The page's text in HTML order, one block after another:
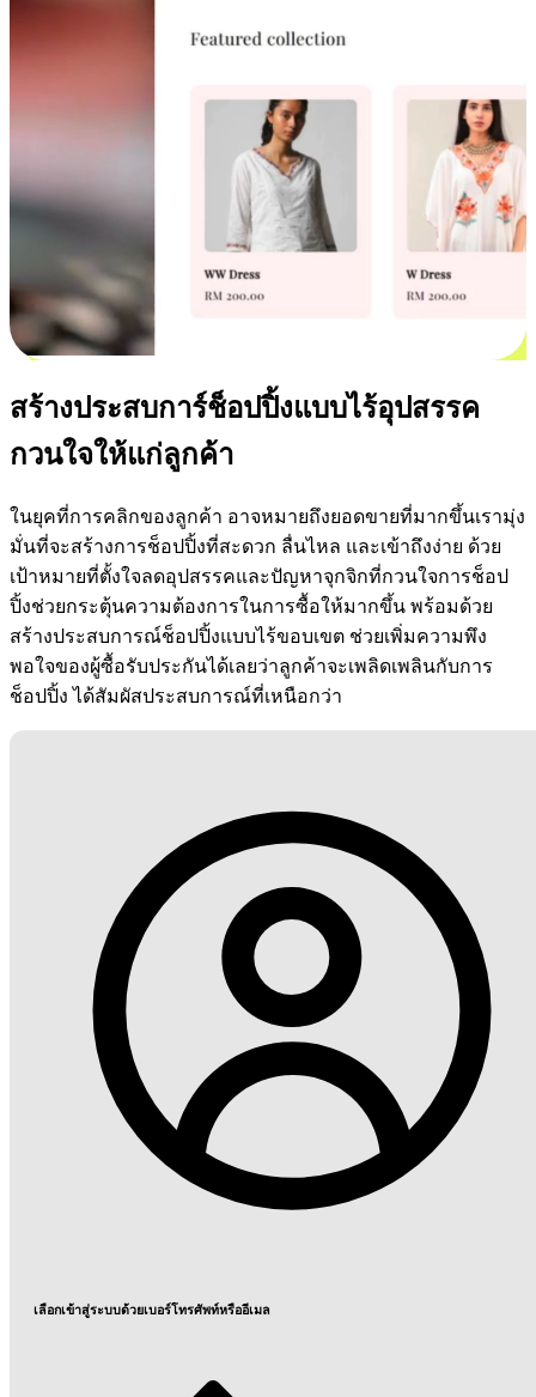
สร้างประสบการ์ช็อปปิ้งแบบไร้อุปสรรค
กวนใจให้แก่ลูกค้า
ในยุคที่การคลิกของลูกค้า อาจหมายถึงยอดขายที่มากขึ้นเรามุ่ง
มั่นที่จะสร้างการช็อปปิ้งที่สะดวก ลื่นไหล และเข้าถึงง่าย ด้วย
เป้าหมายที่ตั้งใจลดอุปสรรคและปัญหาจุกจิกที่กวนใจการช็อป
ปิ้งช่วยกระตุ้นความต้องการในการซื้อให้มากขึ้น พร้อมด้วย
สร้างประสบการณ์ช็อปปิ้งแบบไร้ขอบเขต ช่วยเพิ่มความพึง
พอใจของผู้ซื้อรับประกันได้เลยว่าลูกค้าจะเพลิดเพลินกับการ
ช็อปปิ้ง ได้สัมผัสประสบการณ์ที่เหนือกว่า
เลือกเข้าสู่ระบบด้วยเบอร์โทรศัพท์หรืออีเมล